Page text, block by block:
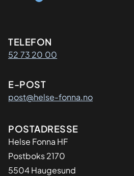
Kontaktinformasjon
TELEFON
52 73 20 00
E-POST
post@helse-fonna.no
Adresse
POSTADRESSE
​Helse Fonna HF
Postboks 2170
5504 Haugesund